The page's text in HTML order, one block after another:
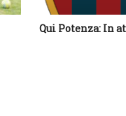
Qui Potenza: In